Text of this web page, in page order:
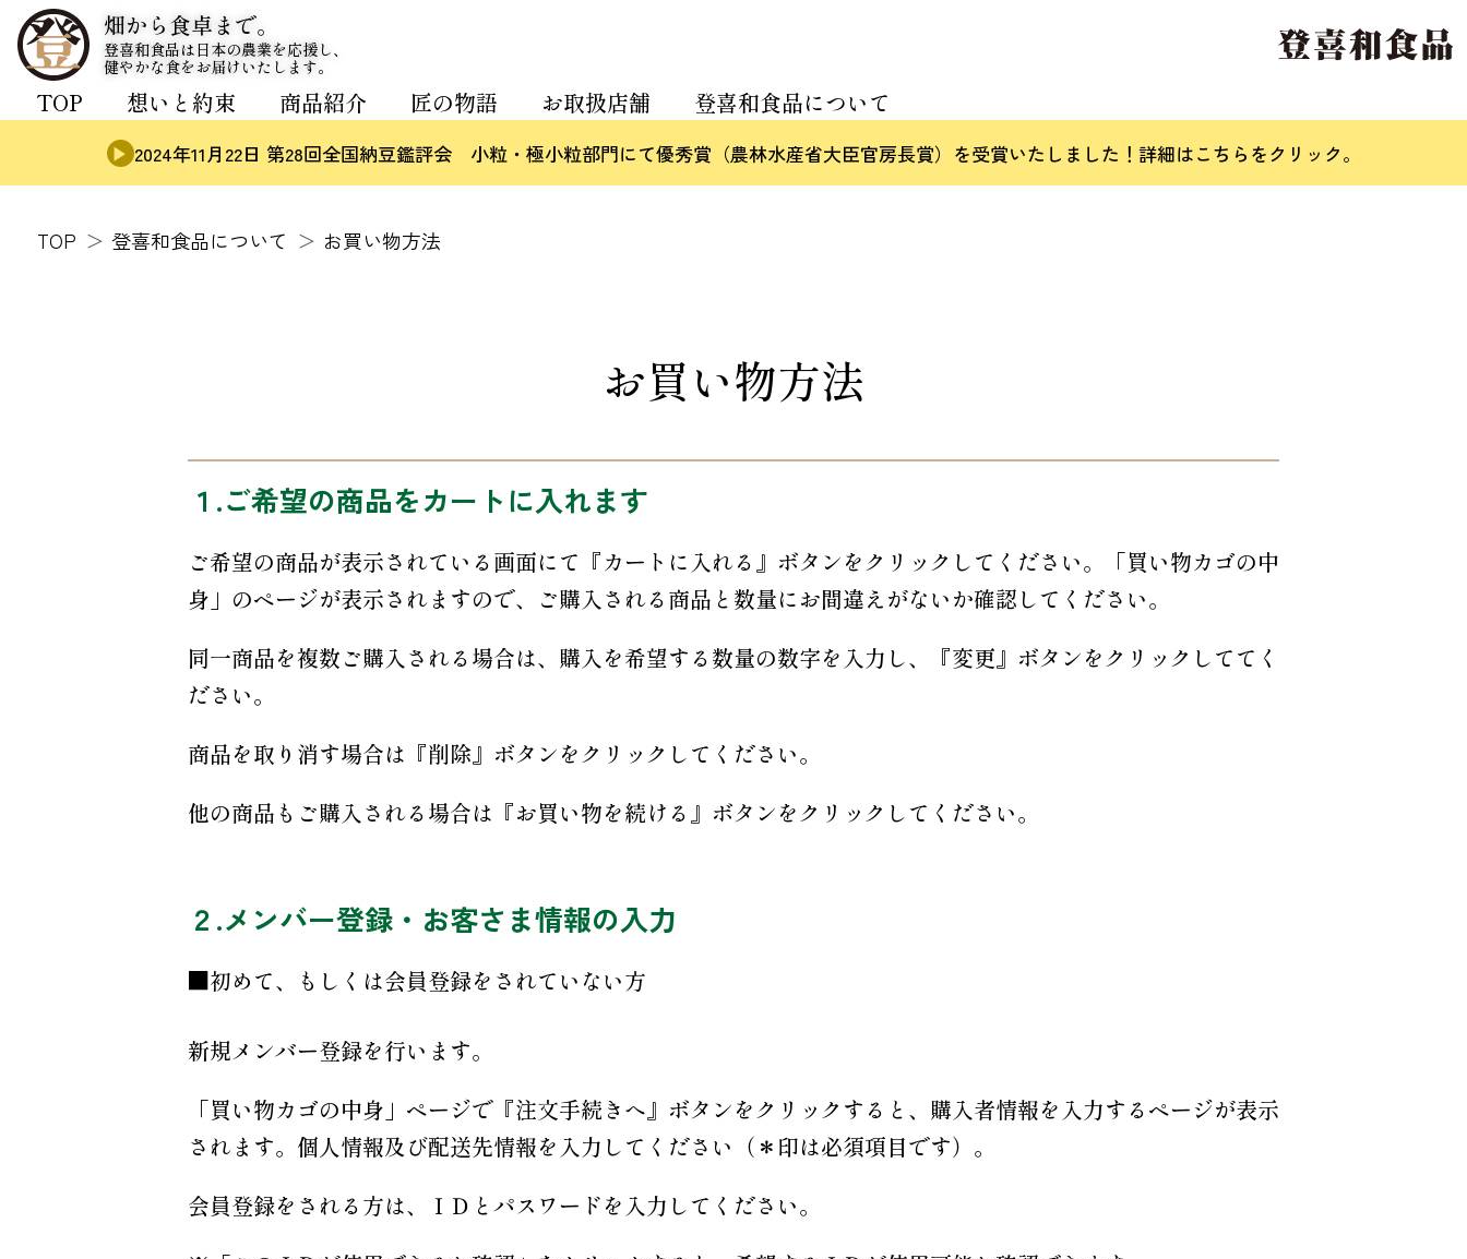
畑から食卓まで。
登喜和食品は日本の農業を応援し、
健やかな食をお届けいたします。
TOP 想いと約束 商品紹介 匠の物語 お取扱店舗 登喜和食品について
2024年11月22日 第28回全国納豆鑑評会 小粒・極小粒部門にて優秀賞（農林水産省大臣官房長賞）を受賞いたしました！ 詳細はこちらをクリック。
TOP 登喜和食品について お買い物方法
お買い物方法
１.ご希望の商品をカートに入れます
ご希望の商品が表示されている画面にて『カートに入れる』ボタンをクリックしてください。「買い物カゴの中
身」のページが表示されますので、ご購入される商品と数量にお間違えがないか確認してください。
同一商品を複数ご購入される場合は、購入を希望する数量の数字を入力し、『変更』ボタンをクリックしててく
ださい。
商品を取り消す場合は『削除』ボタンをクリックしてください。
他の商品もご購入される場合は『お買い物を続ける』ボタンをクリックしてください。
２.メンバー登録・お客さま情報の入力
■初めて、もしくは会員登録をされていない方
新規メンバー登録を行います。
「買い物カゴの中身」ページで『注文手続きへ』ボタンをクリックすると、購入者情報を入力するページが表示
されます。個人情報及び配送先情報を入力してください（＊印は必須項目です）。
会員登録をされる方は、ＩＤとパスワードを入力してください。